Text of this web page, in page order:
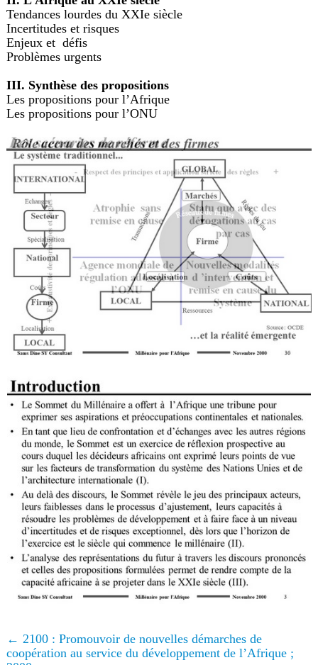
Tendances lourdes du XXIe siècle
Incertitudes et risques
Enjeux et défis
Problèmes urgents
III. Synthèse des propositions
Les propositions pour l’Afrique
Les propositions pour l’ONU
← 2100 : Promouvoir de nouvelles démarches de
coopération au service du développement de l’Afrique ;